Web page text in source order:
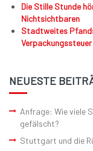
Die Stille Stunde
Nichtsichtbaren
Stadtweites
Verpackungssteuer
NEUESTE
Anfrage: Wie viele
gefälscht?
Stuttgart und die